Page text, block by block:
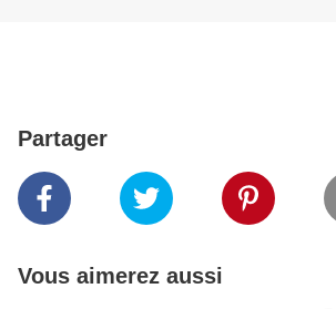
Partager
Vous aimerez aussi